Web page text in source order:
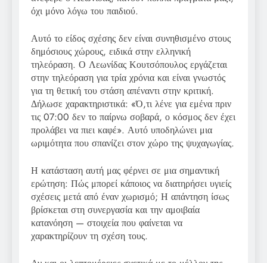
όχι μόνο λόγω του παιδιού.
Αυτό το είδος σχέσης δεν είναι συνηθισμένο στους
δημόσιους χώρους, ειδικά στην ελληνική
τηλεόραση. Ο Λεωνίδας Κουτσόπουλος εργάζεται
στην τηλεόραση για τρία χρόνια και είναι γνωστός
για τη θετική του στάση απέναντι στην κριτική.
Δήλωσε χαρακτηριστικά: «Ό,τι λένε για εμένα πριν
τις 07:00 δεν το παίρνω σοβαρά, ο κόσμος δεν έχει
προλάβει να πιει καφέ». Αυτό υποδηλώνει μια
ωριμότητα που σπανίζει στον χώρο της ψυχαγωγίας.
Η κατάσταση αυτή μας φέρνει σε μια σημαντική
ερώτηση: Πώς μπορεί κάποιος να διατηρήσει υγιείς
σχέσεις μετά από έναν χωρισμό; Η απάντηση ίσως
βρίσκεται στη συνεργασία και την αμοιβαία
κατανόηση — στοιχεία που φαίνεται να
χαρακτηρίζουν τη σχέση τους.